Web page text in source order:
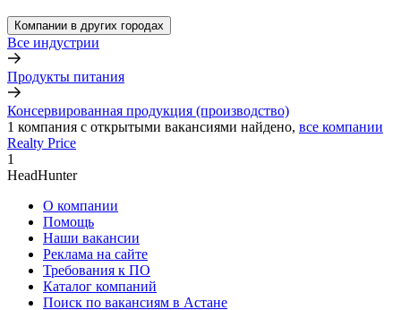
Компании в других городах
Все индустрии
Продукты питания
Консервированная продукция (производство)
1 компания с открытыми вакансиями найдено, все компании
Realty Price
1
HeadHunter
О компании
Помощь
Наши вакансии
Реклама на сайте
Требования к ПО
Каталог компаний
Поиск по вакансиям в Астане